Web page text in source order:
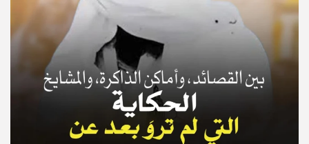
© Copyright 2025, APS